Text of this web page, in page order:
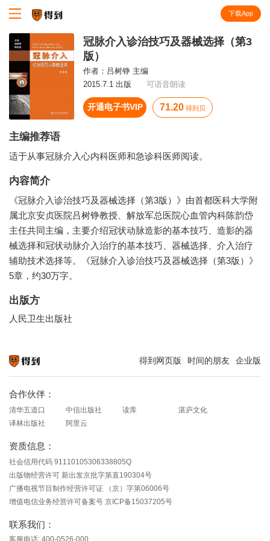
下载App
冠脉介入诊治技巧及器械选择（第3
版）
作者： 吕树铮 主编
2015.7.1 出版
可语音朗读
开通电子书VIP 71.20 得到贝
主编推荐语
适于从事冠脉介入心内科医师和急诊科医师阅读。
内容简介
《冠脉介入诊治技巧及器械选择（第3版）》由首都医科大学附
属北京安贞医院吕树铮教授、解放军总医院心血管内科陈韵岱
主任共同主编，主要介绍冠状动脉造影的基本技巧、造影的器
械选择和冠状动脉介入治疗的基本技巧、器械选择、介入治疗
辅助技术选择等。《冠脉介入诊治技巧及器械选择（第3版）》
5章，约30万字。
出版方
人民卫生出版社
得到网页版 时间的朋友 企业版
合作伙伴：
清华五道口 中信出版社 读库
湛庐文化
译林出版社
阿里云
资质信息：
社会信用代码 91110105306338805Q
出版物经营许可 新出发京批字第直190304号
广播电视节目制作经营许可证 （京）字第06006号
增值电信业务经营许可备案号 京ICP备15037205号
联系我们：
客服电话: 400-0526-000